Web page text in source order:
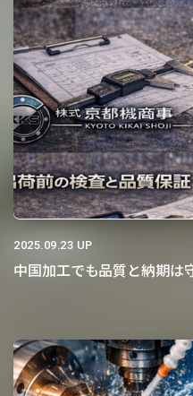
2025.09.23 UP
中国加工でも
切削加工・
械商事が調達担当者に選ば